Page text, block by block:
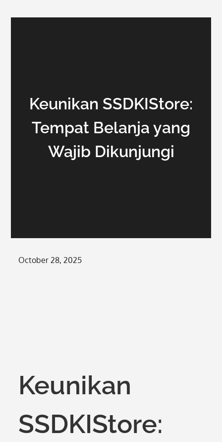
Keunikan SSDKIStore:
Tempat Belanja yang
Wajib Dikunjungi
Posted
October 28, 2025
Keunikan
SSDKIStore: